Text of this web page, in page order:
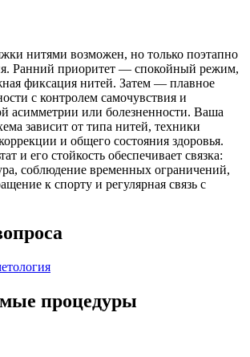
нитями возможен, но только поэтапно
Ранний приоритет — спокойный режим,
фиксация нитей. Затем — плавное
с контролем самочувствия и
асимметрии или болезненности. Ваша
зависит от типа нитей, техники
и общего состояния здоровья.
и его стойкость обеспечивает связка:
соблюдение временных ограничений,
к спорту и регулярная связь с
процедуры